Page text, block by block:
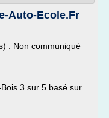
Auto-Ecole.Fr
: Non communiqué
3 sur 5 basé sur